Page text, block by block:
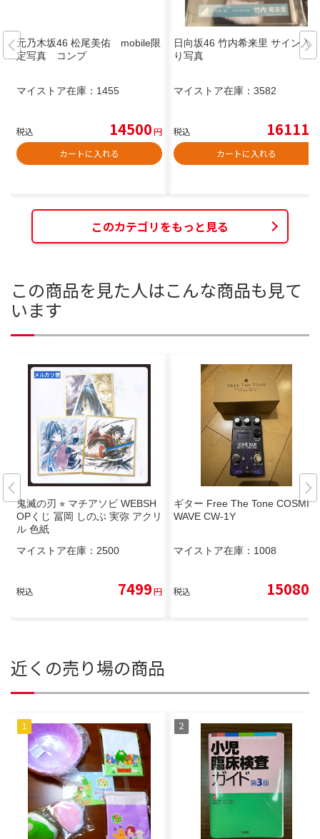
元乃木坂46 松尾美佑 mobile限
定写真 コンプ
マイストア在庫： 1455
税込 14500円
カートに入れる
日向坂46 竹内希来里 サイン入
り写真
マイストア在庫： 3582
税込 16111
カートに入れる
このカテゴリをもっと見る
この商品を見た人はこんな商品も見て
います
鬼滅の刃 ⭐︎ マチアソビ WEBSH
OPくじ 冨岡 しのぶ 実弥 アクリ
ル 色紙
マイストア在庫： 2500
税込 7499円
ギター Free The Tone COSMIC
WAVE CW-1Y
マイストア在庫： 1008
税込 15080
近くの売り場の商品